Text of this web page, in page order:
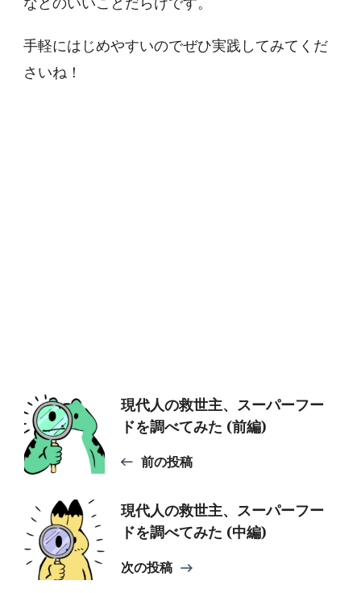
などのいいことだらけです。
手軽にはじめやすいのでぜひ実践してみてくだ
さいね！
投
稿
ナ
ビ
現代人の救世主、スーパーフー
ドを調べてみた (前編)
前の投稿
現代人の救世主、スーパーフー
ドを調べてみた (中編)
次の投稿